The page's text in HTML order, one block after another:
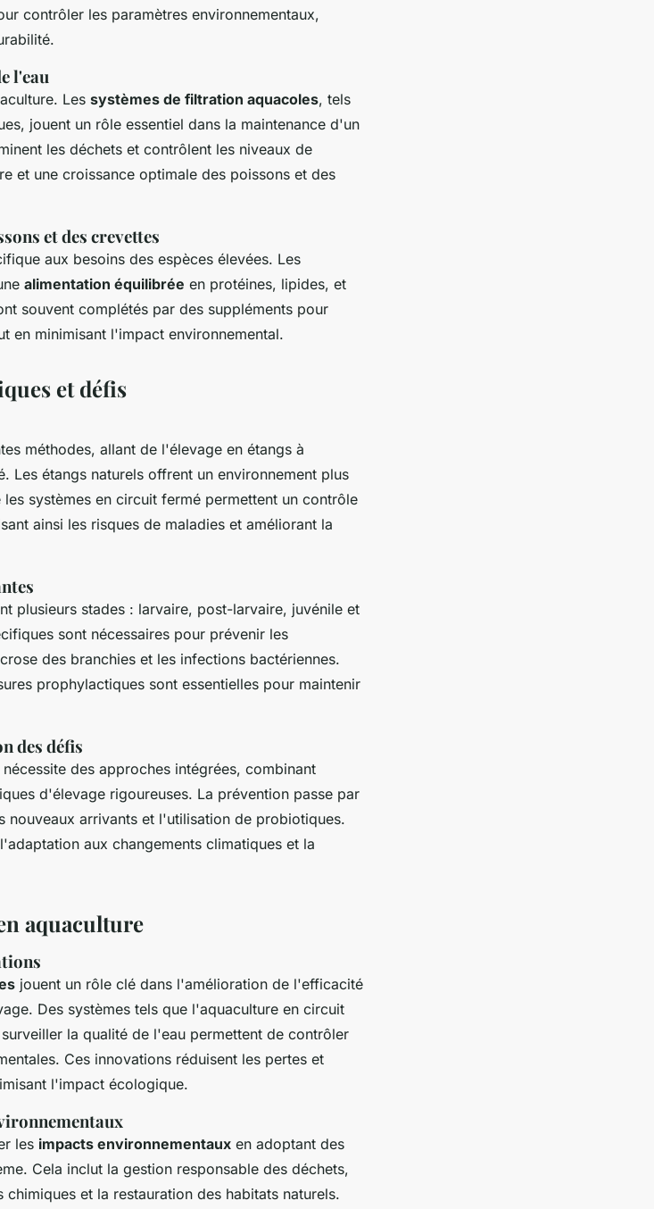
contrôler les paramètres environnementaux,
l'eau
Les systèmes de filtration aquacoles, tels
jouent un rôle essentiel dans la maintenance d'un
les déchets et contrôlent les niveaux de
et une croissance optimale des poissons et des
et des crevettes
aux besoins des espèces élevées. Les
alimentation équilibrée en protéines, lipides, et
souvent complétés par des suppléments pour
en minimisant l'impact environnemental.
et défis
méthodes, allant de l'élevage en étangs à
Les étangs naturels offrent un environnement plus
systèmes en circuit fermé permettent un contrôle
ainsi les risques de maladies et améliorant la
plusieurs stades : larvaire, post-larvaire, juvénile et
sont nécessaires pour prévenir les
des branchies et les infections bactériennes.
prophylactiques sont essentielles pour maintenir
des défis
des approches intégrées, combinant
d'élevage rigoureuses. La prévention passe par
nouveaux arrivants et l'utilisation de probiotiques.
aux changements climatiques et la
aquaculture
jouent un rôle clé dans l'amélioration de l'efficacité
Des systèmes tels que l'aquaculture en circuit
la qualité de l'eau permettent de contrôler
Ces innovations réduisent les pertes et
l'impact écologique.
les impacts environnementaux en adoptant des
Cela inclut la gestion responsable des déchets,
et la restauration des habitats naturels.